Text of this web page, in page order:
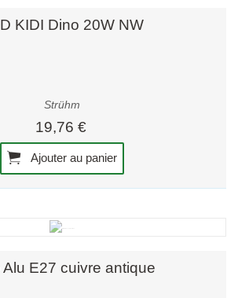
KIDI Dino 20W NW
Strühm
19,76 €
Ajouter au panier
Alu E27 cuivre antique